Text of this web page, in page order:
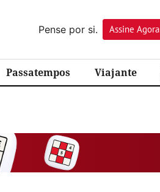
Pense por si.
Assine Agora
Passatempos Viajante